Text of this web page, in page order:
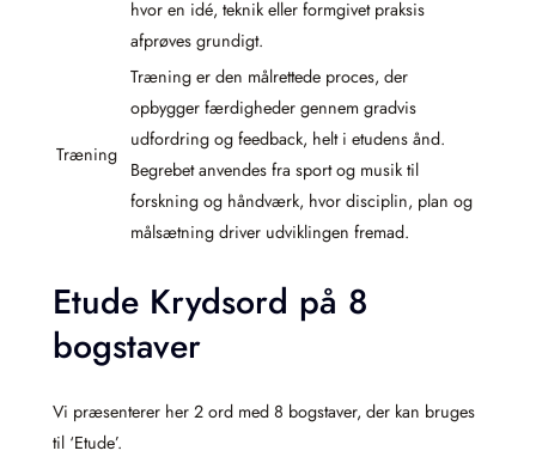
hvor en idé, teknik eller formgivet praksis
afprøves grundigt.
Træning
Træning er den målrettede proces, der
opbygger færdigheder gennem gradvis
udfordring og feedback, helt i etudens ånd.
Begrebet anvendes fra sport og musik til
forskning og håndværk, hvor disciplin, plan og
målsætning driver udviklingen fremad.
Etude Krydsord på 8
bogstaver
Vi præsenterer her 2 ord med 8 bogstaver, der kan bruges
til ‘Etude’.